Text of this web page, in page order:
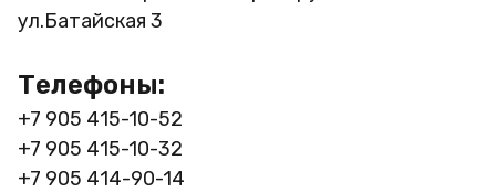
ул.Батайская 3
Телефоны:
+7 905 415-10-52
+7 905 415-10-32
+7 905 414-90-14